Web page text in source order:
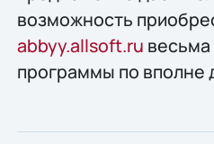
возможность
abbyy.allsoft.ru
программы по вполне